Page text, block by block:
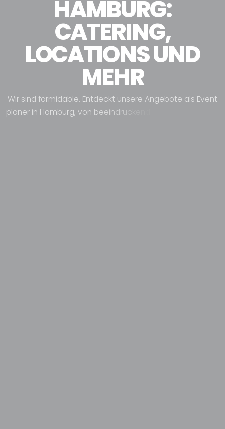
HAMBURG:
CATERING,
LOCATIONS UND
MEHR
Wir sind formidable. Entdeckt unsere Angebote als Event
planer in Hamburg, von beeindruck